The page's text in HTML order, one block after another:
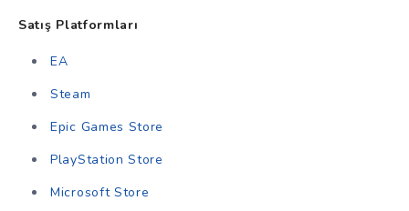
Satış Platformları
EA
Steam
Epic Games Store
PlayStation Store
Microsoft Store